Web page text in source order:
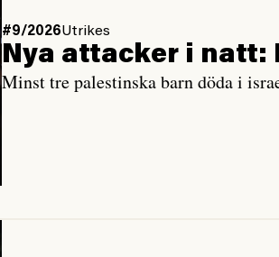
#9/2026Utrikes
Nya attacker i natt:
Minst tre palestinska barn döda i